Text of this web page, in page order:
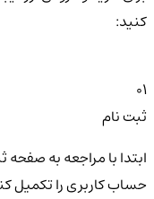
کنید:
01
ثبت نام
ابتدا با مراجعه به صفحه
حساب کاربری را تکمیل